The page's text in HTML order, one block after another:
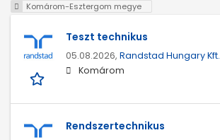
Komárom-Esztergom megye
Teszt technikus
05.08.2026, Randstad Hungary Kft.
Komárom
Rendszertechnikus